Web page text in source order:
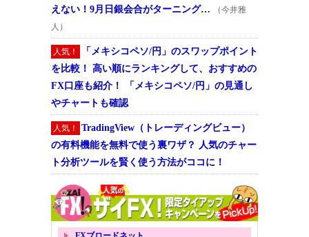
えない！9月日銀会合がターニング…
（今井雅
人）
人気！
「メキシコペソ/円」のスワップポイント
を比較！ 高い順にランキングして、おすすめの
FX口座も紹介！ 「メキシコペソ/円」の見通し
やチャートも確認
人気！
TradingView（トレーディングビュー）
の有料機能を無料で使う裏ワザ？ 人気のチャー
ト分析ツールを賢く使う方法がココに！